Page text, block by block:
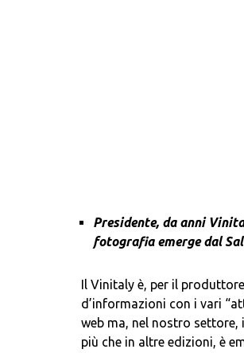
Presidente, da anni
fotografia emerge dal
Il Vinitaly è, per il
d’informazioni con i vari
web ma, nel nostro
più che in altre edizioni, è